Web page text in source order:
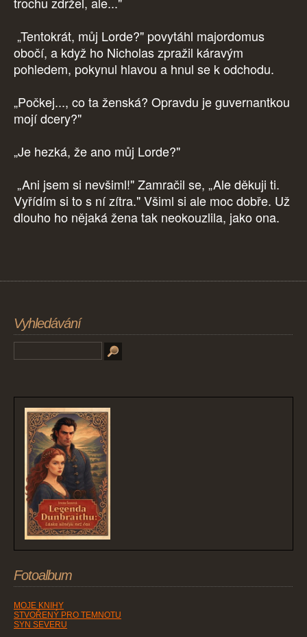
„Tentokrát, můj Lorde?" povytáhl majordomus
obočí, a když ho Nicholas zpražil káravým
pohledem, pokynul hlavou a hnul se k odchodu.
„Počkej..., co ta ženská? Opravdu je guvernantkou
mojí dcery?"
„Je hezká, že ano můj Lorde?"
„Ani jsem si nevšiml!" Zamračil se, „Ale děkuji ti.
Vyřídím si to s ní zítra." Všiml si ale moc dobře. Už
dlouho ho nějaká žena tak neokouzlila, jako ona.
Vyhledávání
Fotoalbum
MOJE KNIHY
STVOŘENÝ PRO TEMNOTU
SYN SEVERU